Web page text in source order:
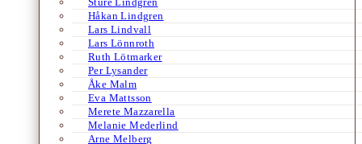
Håkan Lindgren
Lars Lindvall
Lars Lönnroth
Ruth Lötmarker
Per Lysander
Åke Malm
Eva Mattsson
Merete Mazzarella
Melanie Mederlind
Arne Melberg